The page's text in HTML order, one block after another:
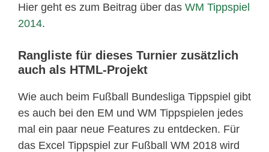
Hier geht es zum Beitrag über das WM Tippspiel
2014.
Rangliste für dieses Turnier zusätzlich
auch als HTML-Projekt
Wie auch beim Fußball Bundesliga Tippspiel gibt
es auch bei den EM und WM Tippspielen jedes
mal ein paar neue Features zu entdecken. Für
das Excel Tippspiel zur Fußball WM 2018 wird